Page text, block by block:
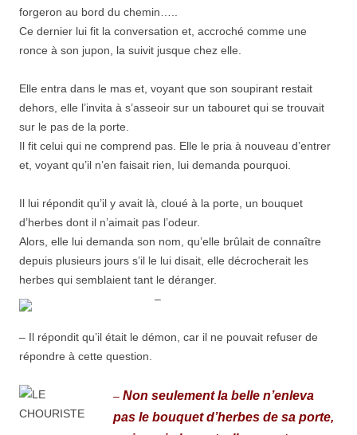
forgeron au bord du chemin…..
Ce dernier lui fit la conversation et, accroché comme une
ronce à son jupon, la suivit jusque chez elle.
Elle entra dans le mas et, voyant que son soupirant restait
dehors, elle l’invita à s’asseoir sur un tabouret qui se trouvait
sur le pas de la porte.
Il fit celui qui ne comprend pas. Elle le pria à nouveau d’entrer
et, voyant qu’il n’en faisait rien, lui demanda pourquoi.
Il lui répondit qu’il y avait là, cloué à la porte, un bouquet
d’herbes dont il n’aimait pas l’odeur.
Alors, elle lui demanda son nom, qu’elle brûlait de connaître
depuis plusieurs jours s’il le lui disait, elle décrocherait les
herbes qui semblaient tant le déranger.
–
– Il répondit qu’il était le démon, car il ne pouvait refuser de
répondre à cette question.
– Non seulement la belle n’enleva
pas le bouquet d’herbes de sa porte,